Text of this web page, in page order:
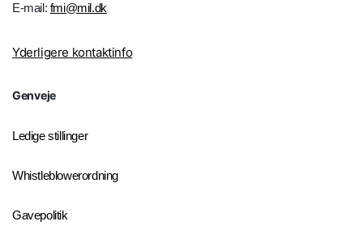
E-mail: fmi@mil.dk
Yderligere kontaktinfo
Genveje
Ledige stillinger
Whistleblowerordning
Gavepolitik